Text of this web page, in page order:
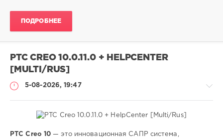
ПОДРОБНЕЕ
PTC CREO 10.0.11.0 + HELPCENTER
[MULTI/RUS]
5-08-2026, 19:47
PTC Creo 10 — это инновационная САПР система,